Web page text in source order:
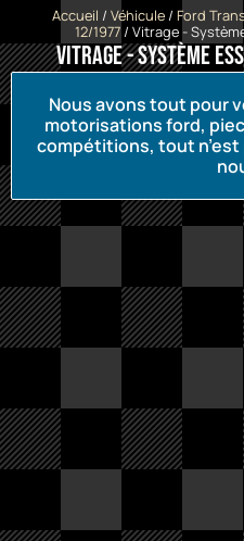
Accueil / Véhicule/ Ford
12/1977/ Vitrage -
Vitrage - Système
Nous avons tout pour
motorisations ford,
compétitions, tout